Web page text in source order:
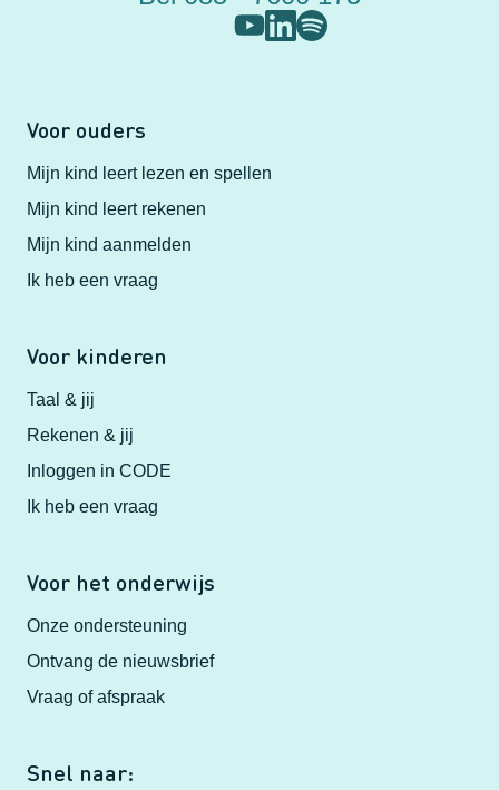
Voor ouders
Mijn kind leert lezen en spellen
Mijn kind leert rekenen
Mijn kind aanmelden
Ik heb een vraag
Voor kinderen
Taal & jij
Rekenen & jij
Inloggen in CODE
Ik heb een vraag
Voor het onderwijs
Onze ondersteuning
Ontvang de nieuwsbrief
Vraag of afspraak
Snel naar: